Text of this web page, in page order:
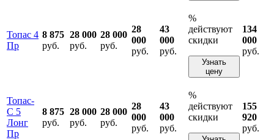
Топас 4
Пр
8 875
руб.
28 000
руб.
28 000
руб.
28
000
руб.
43
000
руб.
%
действуют
скидки
Узнать
цену
134
000
руб.
Топас-
С 5
Лонг
Пр
8 875
руб.
28 000
руб.
28 000
руб.
28
000
руб.
43
000
руб.
%
действуют
скидки
155
920
руб.